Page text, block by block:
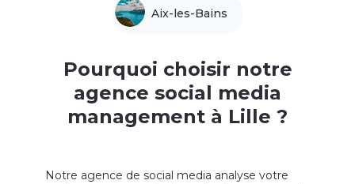
Aix-les-Bains
Pourquoi choisir notre
agence social media
management à Lille ?
Notre agence de social media analyse votre